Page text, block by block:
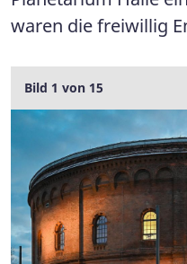
waren die freiwillig
Galerie
Bild 1 von 15